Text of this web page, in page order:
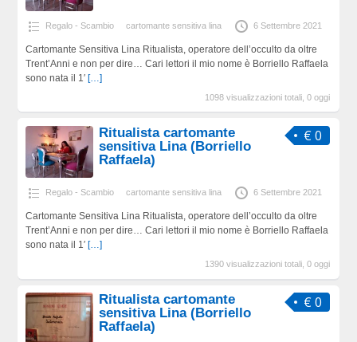
Regalo - Scambio cartomante sensitiva lina 6 Settembre 2021
Cartomante Sensitiva Lina Ritualista, operatore dell’occulto da oltre
Trent’Anni e non per dire… Cari lettori il mio nome è Borriello Raffaela
sono nata il 1′ […]
1098 visualizzazioni totali, 0 oggi
€ 0
Ritualista cartomante
sensitiva Lina (Borriello
Raffaela)
Regalo - Scambio cartomante sensitiva lina 6 Settembre 2021
Cartomante Sensitiva Lina Ritualista, operatore dell’occulto da oltre
Trent’Anni e non per dire… Cari lettori il mio nome è Borriello Raffaela
sono nata il 1′ […]
1390 visualizzazioni totali, 0 oggi
€ 0
Ritualista cartomante
sensitiva Lina (Borriello
Raffaela)